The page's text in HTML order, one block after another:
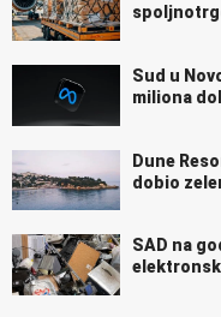
Sud u
miliona
Dune
dobio
SAD na